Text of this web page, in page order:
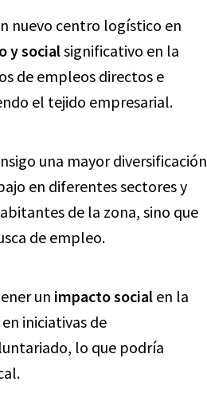
nuevo centro logístico en
y socialsignificativo en la
de empleos directos e
el tejido empresarial.
una mayor diversificación
en diferentes sectores y
de la zona, sino que
de empleo.
un impacto social en la
iniciativas de
lo que podría